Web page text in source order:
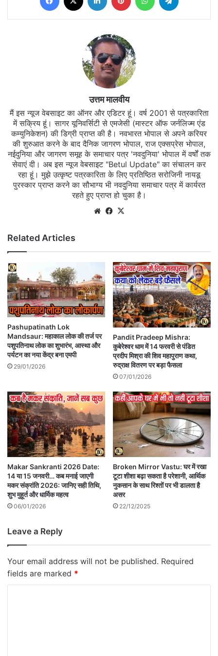
उत्तम मालवीय
मैं इस न्यूज वेबसाइट का ऑनर और एडिटर हूं। वर्ष 2001 से पत्रकारिता
में सक्रिय हूं। सागर यूनिवर्सिटी से एमजेसी (मास्टर ऑफ जर्नलिज्म एंड
कम्युनिकेशन) की डिग्री प्राप्त की है। नवभारत भोपाल से अपने करियर
की शुरुआत करने के बाद दैनिक जागरण भोपाल, राज एक्सप्रेस भोपाल,
नईदुनिया और जागरण समूह के समाचार पत्र 'नवदुनिया' भोपाल में वर्षों तक
सेवाएं दी। अब इस न्यूज वेबसाइट "Betul Update" का संचालन कर
रहा हूं। मुझे उत्कृष्ट पत्रकारिता के लिए प्रतिष्ठित सरोजिनी नायडू
पुरस्कार प्राप्त करने का सौभाग्य भी नवदुनिया समाचार पत्र में कार्यरत
रहते हुए प्राप्त हो चुका है।
WebsiteFacebook
Related Articles
Pashupatinath Lok
Mandsaur: महाकाल लोक की तर्ज पर
पशुपतिनाथ लोक का शुभारंभ, आस्था और
पर्यटन का नया केंद्र बना एमपी
29/01/2026
Pandit Pradeep Mishra:
कुबेरेश्वर धाम में 14 फरवरी से पंडित
प्रदीप मिश्रा की शिव महापुराण कथा,
रुद्राक्ष वितरण पर बड़ा फैसला
07/01/2026
Makar Sankranti 2026 Date:
14 या 15 जनवरी… कब मनाई जाएगी
मकर संक्रांति 2026: जानिए सही तिथि,
शुभ मुहूर्त और धार्मिक महत्व
06/01/2026
Broken Mirror Vastu: घर में रखा
टूटा शीशा बढ़ा सकता है परेशानी, आर्थिक
नुकसान के साथ रिश्तों पर भी डालता है
असर
22/12/2025
Leave a Reply
Your email address will not be published. Required
fields are marked *